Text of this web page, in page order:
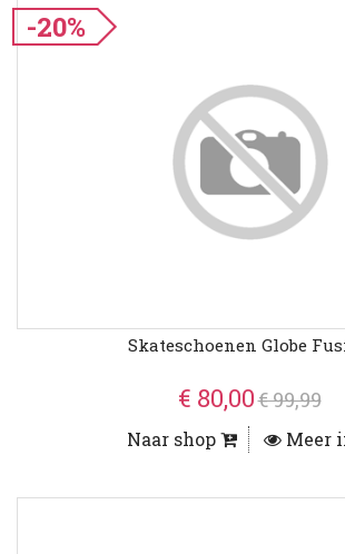
-20%
Skateschoenen Globe
€ 80,00€ 99,99
Naar shop Meer